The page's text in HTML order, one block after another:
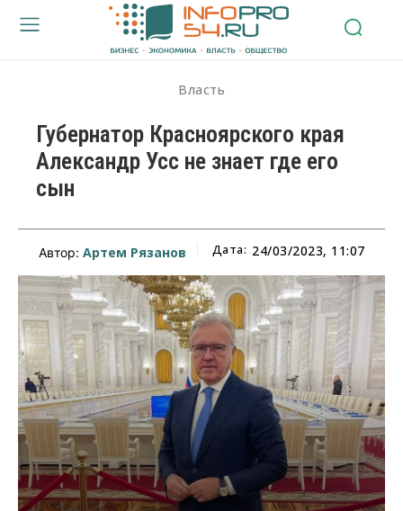
Власть
Губернатор Красноярского края
Александр Усс не знает где его
сын
Автор: Артем Рязанов Дата: 24/03/2023, 11:07